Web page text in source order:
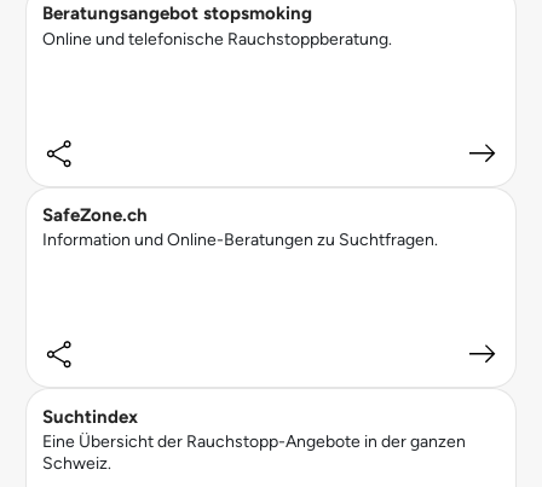
Beratungsangebot stopsmoking
Online und telefonische Rauchstoppberatung.
SafeZone.ch
Information und Online-Beratungen zu Suchtfragen.
Suchtindex
Eine Übersicht der Rauchstopp-Angebote in der ganzen
Schweiz.